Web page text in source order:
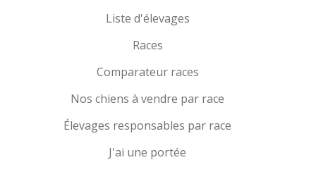
Liste d'élevages
Races
Comparateur races
Nos chiens à vendre par race
Élevages responsables par race
J'ai une portée